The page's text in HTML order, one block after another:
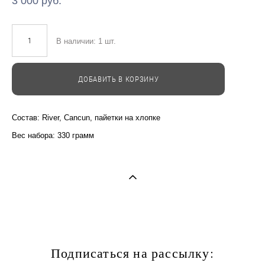
В наличии: 1 шт.
ДОБАВИТЬ В КОРЗИНУ
Cостав: River, Cancun, пайетки на хлопке
Вес набора: 330 грамм
Подписаться на рассылку: